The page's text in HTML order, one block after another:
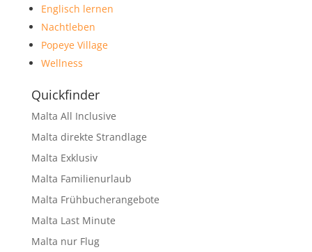
Englisch lernen
Nachtleben
Popeye Village
Wellness
Quickfinder
Malta All Inclusive
Malta direkte Strandlage
Malta Exklusiv
Malta Familienurlaub
Malta Frühbucherangebote
Malta Last Minute
Malta nur Flug